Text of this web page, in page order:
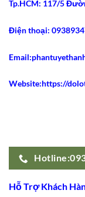
2021
Gây
Sốt
Tp.HCM: 117/5
Điện thoại:
Website:https://
Hỗ Trợ Khách